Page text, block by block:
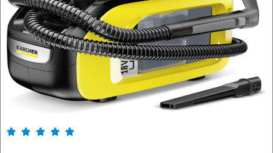
    